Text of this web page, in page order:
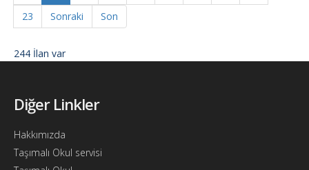
23
Sonraki Son
244 İlan var
Diğer Linkler
Hakkımızda
Taşımalı Okul servisi